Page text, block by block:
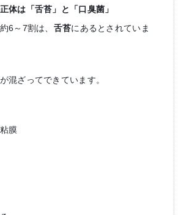
体は「舌苔」と「口臭菌」
6～7割は、 舌苔にあるとされていま
混ざってできています。
膜